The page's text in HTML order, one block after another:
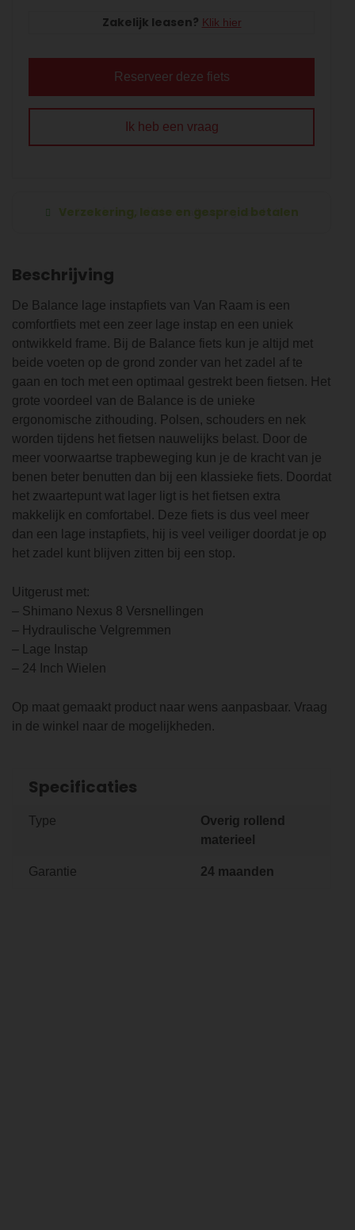
Zakelijk leasen? Klik hier
Reserveer deze fiets
Ik heb een vraag
Verzekering, lease en gespreid betalen
Beschrijving
De Balance lage instapfiets van Van Raam is een
comfortfiets met een zeer lage instap en een uniek
ontwikkeld frame. Bij de Balance fiets kun je altijd met
beide voeten op de grond zonder van het zadel af te
gaan en toch met een optimaal gestrekt been fietsen. Het
grote voordeel van de Balance is de unieke
ergonomische zithouding. Polsen, schouders en nek
worden tijdens het fietsen nauwelijks belast. Door de
meer voorwaartse trapbeweging kun je de kracht van je
benen beter benutten dan bij een klassieke fiets. Doordat
het zwaartepunt wat lager ligt is het fietsen extra
makkelijk en comfortabel. Deze fiets is dus veel meer
dan een lage instapfiets, hij is veel veiliger doordat je op
het zadel kunt blijven zitten bij een stop.
Uitgerust met:
– Shimano Nexus 8 Versnellingen
– Hydraulische Velgremmen
– Lage Instap
– 24 Inch Wielen
Op maat gemaakt product naar wens aanpasbaar. Vraag
in de winkel naar de mogelijkheden.
Specificaties
Type
Overig rollend
materieel
Garantie 24 maanden